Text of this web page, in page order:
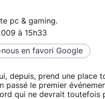
pc & gaming.
à 15h33
en favori Google
depuis, prend une place
passé le premier
qui ne devrait toutefois